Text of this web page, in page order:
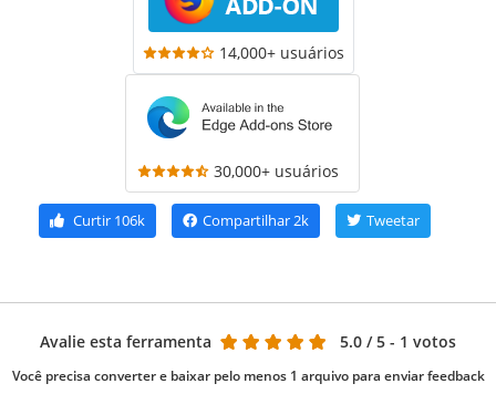
14,000+ usuários
30,000+ usuários
Curtir 106k Compartilhar2k Tweetar
Avalie esta ferramenta 5.0 / 5 - 1 votos
Você precisa converter e baixar pelo menos 1 arquivo para enviar feedback